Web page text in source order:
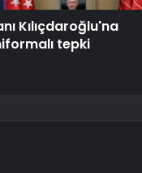
Kılıçdaroğlu'na
tepki